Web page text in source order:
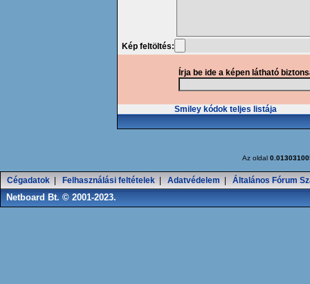
Kép feltöltés:
Írja be ide a képen látható
Smiley kódok teljes listája
Az oldal
Cégadatok Felhasználási feltételek Adatvédelem Általános Fórum
Netboard Bt. © 2001-2023.